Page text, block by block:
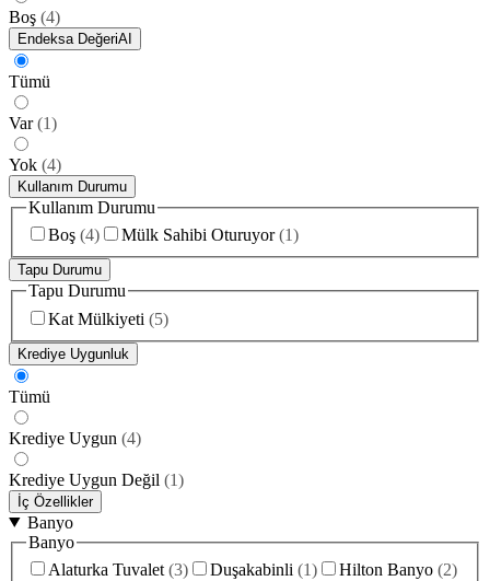
Boş (4)
Endeksa DeğeriAI
Tümü
Var (1)
Yok (4)
Kullanım Durumu
Kullanım Durumu
Boş (4) Mülk Sahibi Oturuyor (1)
Tapu Durumu
Tapu Durumu
Kat Mülkiyeti (5)
Krediye Uygunluk
Tümü
Krediye Uygun (4)
Krediye Uygun Değil (1)
İç Özellikler
Banyo
Banyo
Alaturka Tuvalet (3) Duşakabinli (1) Hilton Banyo (2)